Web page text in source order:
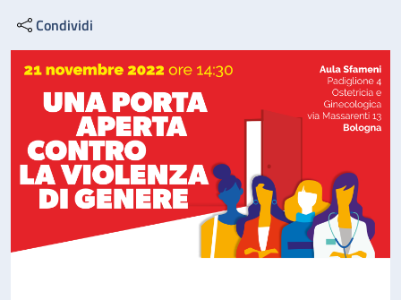
Condividi